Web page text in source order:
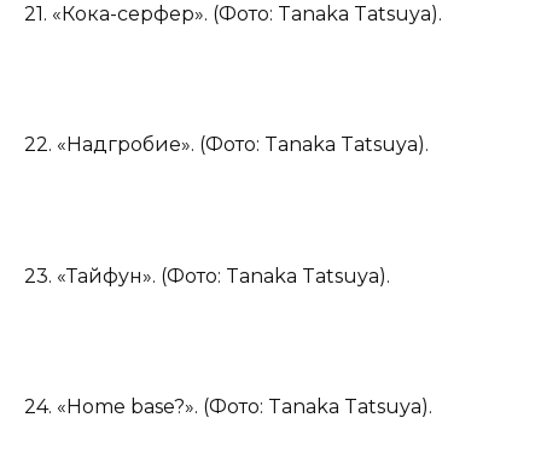
21. «Кока-серфер». (Фото: Tanaka Tatsuya).
22. «Надгробие». (Фото: Tanaka Tatsuya).
23. «Тайфун». (Фото: Tanaka Tatsuya).
24. «Home base?». (Фото: Tanaka Tatsuya).